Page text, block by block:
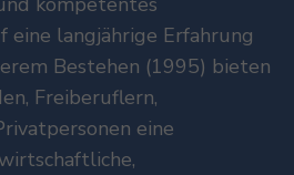
eine langjährige Erfahrung
Bestehen (1995) bieten
Freiberuflern,
eine